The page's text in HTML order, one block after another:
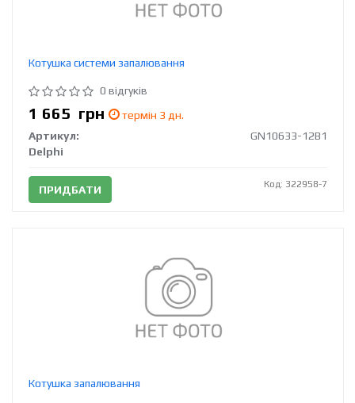
Котушка системи запалювання
0 відгуків
1 665 грн
термін 3 дн.
Артикул:
GN10633-12B1
Delphi
ПРИДБАТИ Код: 322958-7
Котушка запалювання